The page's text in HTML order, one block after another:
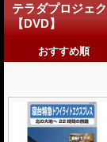
テラダプロジェ
【DVD】
おすすめ順